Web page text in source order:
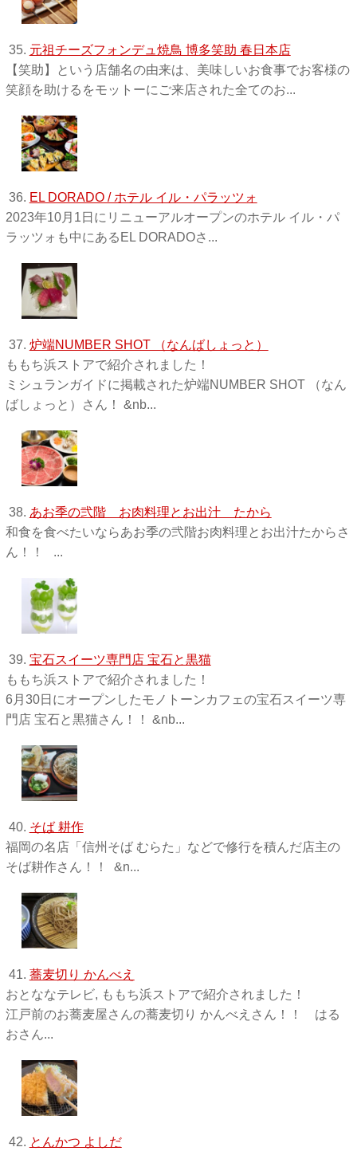
35. 元祖チーズフォンデュ焼鳥 博多笑助 春日本店
【笑助】という店舗名の由来は、美味しいお食事でお客様の
笑顔を助けるをモットーにご来店された全てのお...
36. EL DORADO / ホテル イル・パラッツォ
2023年10月1日にリニューアルオープンのホテル イル・パ
ラッツォも中にあるEL DORADOさ...
37. 炉端NUMBER SHOT （なんばしょっと）
ももち浜ストアで紹介されました！
ミシュランガイドに掲載された炉端NUMBER SHOT （なん
ばしょっと）さん！ &nb...
38. あお季の弐階 お肉料理とお出汁 たから
和食を食べたいならあお季の弐階お肉料理とお出汁たからさ
ん！！ ...
39. 宝石スイーツ専門店 宝石と黒猫
ももち浜ストアで紹介されました！
6月30日にオープンしたモノトーンカフェの宝石スイーツ専
門店 宝石と黒猫さん！！ &nb...
40. そば 耕作
福岡の名店「信州そば むらた」などで修行を積んだ店主の
そば耕作さん！！ &n...
41. 蕎麦切り かんべえ
おとななテレビ, ももち浜ストアで紹介されました！
江戸前のお蕎麦屋さんの蕎麦切り かんべえさん！！ はる
おさん...
42. とんかつ よしだ